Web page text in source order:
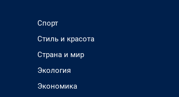
Спорт
Стиль и красота
Страна и мир
Экология
Экономика